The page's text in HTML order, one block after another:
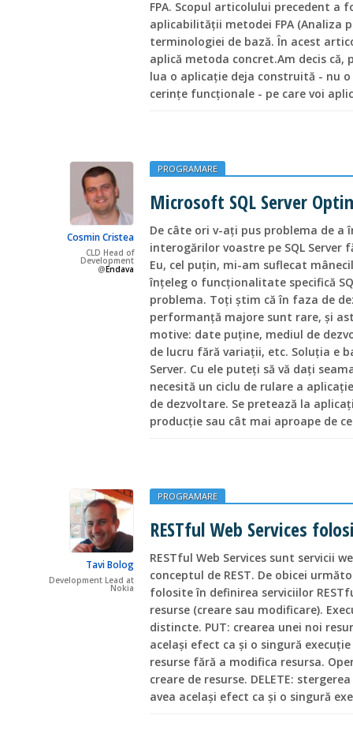
FPA. Scopul articolului precedent a
aplicabilității metodei FPA (Analiza
terminologiei de bază. În acest
aplică metoda concret.Am decis
lua o aplicaţie deja construită - nu
cerinţe funcţionale - pe care voi
Cosmin Cristea
CLD Head of
Development
@Endava
PROGRAMARE
Microsoft SQL Server
De câte ori v-ați pus problema de
interogărilor voastre pe SQL Server
Eu, cel puțin, mi-am suflecat
înțeleg o funcționalitate specifică
problema. Toți știm că în faza de
performanță majore sunt rare, și
motive: date puține, mediul de
de lucru fără variații, etc. Soluția e
Server. Cu ele puteți să vă dați
necesită un ciclu de rulare a
de dezvoltare. Se pretează la
producție sau cât mai aproape de
Tavi Bolog
Development Lead at
Nokia
PROGRAMARE
RESTful Web Services
RESTful Web Services sunt servicii
conceptul de REST. De obicei
folosite în definirea serviciilor
resurse (creare sau modificare).
distincte. PUT: crearea unei noi
același efect ca și o singură execuție
resurse fără a modifica resursa.
creare de resurse. DELETE:
avea același efect ca și o singură